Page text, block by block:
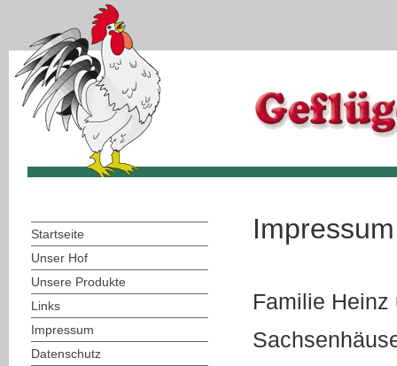
Startseite
Unser Hof
Unsere Produkte
Links
Impressum
Datenschutz
Impressum
Familie